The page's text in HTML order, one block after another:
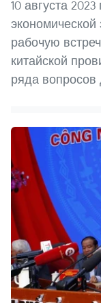
10 августа
рабочую
китайской
ряда вопросов